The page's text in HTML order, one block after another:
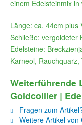
einem Edelsteinmix
Länge: ca. 44cm plus
Schließe: vergoldeter
Edelsteine:
Karneol, Rauchquarz,
Weiterführende
Goldcollier |
Fragen zum Artikel?
Weitere Artikel von